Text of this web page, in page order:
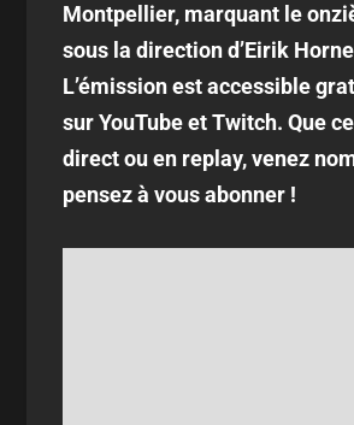
Montpellier, marquant le
sous la direction d’Eirik
L’émission est accessible
sur YouTube et Twitch. Que
direct ou en replay, venez
pensez à vous abonner !